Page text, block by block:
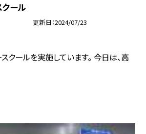
クール
更新日 2024/07/23
クールを実施しています。 今日は、高